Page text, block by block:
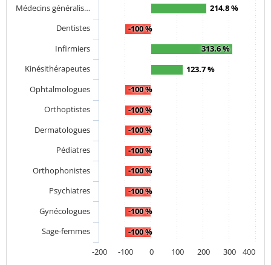
214.8 %
-100 %
313.6 %
123.7 %
-100 %
-100 %
-100 %
-100 %
-100 %
-100 %
-100 %
-100 %
Médecins généralis…
Dentistes
Infirmiers
Kinésithérapeutes
Ophtalmologues
Orthoptistes
Dermatologues
Pédiatres
Orthophonistes
Psychiatres
Gynécologues
Sage-femmes
-200
-100 0 100 200 300 400